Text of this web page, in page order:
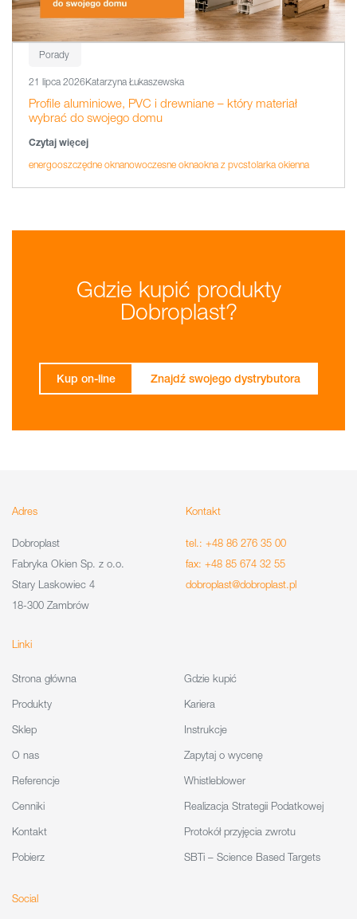
Porady
21 lipca 2026Katarzyna Łukaszewska
Profile aluminiowe, PVC i drewniane – który materiał
wybrać do swojego domu
Czytaj więcej
energooszczędne oknanowoczesne oknaokna z pvcstolarka okienna
Gdzie kupić produkty
Dobroplast?
Kup on-line Znajdź swojego dystrybutora
Adres
Dobroplast
Fabryka Okien Sp. z o.o.
Stary Laskowiec 4
18-300 Zambrów
Kontakt
tel.: +48 86 276 35 00
fax: +48 85 674 32 55
dobroplast@dobroplast.pl
Linki
Strona główna
Produkty
Sklep
O nas
Referencje
Cenniki
Kontakt
Pobierz
Gdzie kupić
Kariera
Instrukcje
Zapytaj o wycenę
Whistleblower
Realizacja Strategii Podatkowej
Protokół przyjęcia zwrotu
SBTi – Science Based Targets
Social